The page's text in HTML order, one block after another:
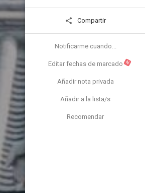
Compartir
Notificarme cuando...
Editar fechas de marcado N
Añadir nota privada
Añadir a la lista/s
Recomendar